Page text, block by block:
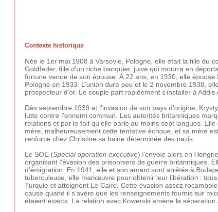
Contexte historique
Née le 1er mai 1908 à Varsovie, Pologne, elle était la fille du
Goldfeder, fille d’un riche banquier, juive qui mourra en
fortune venue de son épouse. À 22 ans, en 1930, elle
Pologne en 1933. L’union dure peu et le 2 novembre 1938,
prospecteur d'or. Le couple part rapidement s’installer à
Dès septembre 1939 et l’invasion de son pays d’origine,
lutte contre l’ennemi commun. Les autorités britanniques
relations et par le fait qu’elle parle au moins sept langues.
mère, malheureusement cette tentative échoue, et sa mère
renforce chez Christine sa haine déterminée des nazis.
Le SOE (Special operation executive) l’envoie alors en
organisant l'évasion des prisonniers de guerre britanniques.
d’émigration. En 1941, elle et son amant sont arrêtés à
tuberculeuse, elle manœuvre pour obtenir leur libération :
Turquie et atteignent Le Caire. Cette évasion assez
cause quand il s’avère que les renseignements fournis sur
étaient exacts. La relation avec Kowerski amène la